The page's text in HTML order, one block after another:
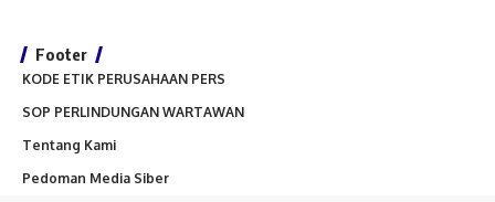
Footer
KODE ETIK PERUSAHAAN PERS
SOP PERLINDUNGAN WARTAWAN
Tentang Kami
Pedoman Media Siber